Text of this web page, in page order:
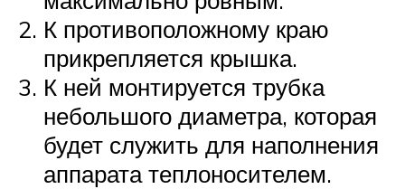
К противоположному краю
прикрепляется крышка.
К ней монтируется трубка
небольшого диаметра, которая
будет служить для наполнения
аппарата теплоносителем.